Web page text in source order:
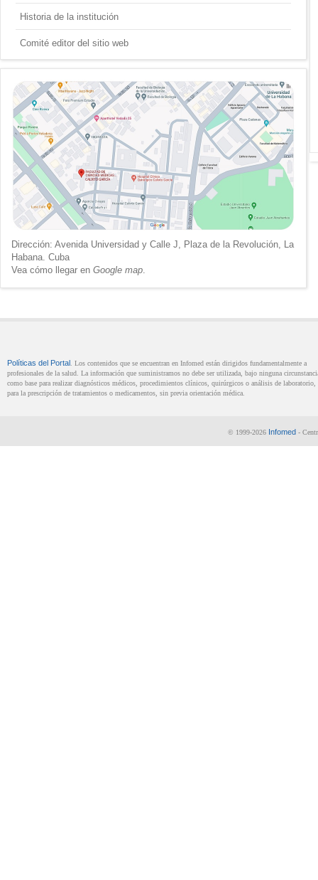
Historia de la institución
Comité editor del sitio web
Dirección: Avenida Universidad y Calle J, Plaza de la Revolución, La
Habana. Cuba
Vea cómo llegar en Google map.
Políticas del Portal . Los contenidos que se encuentran en Infomed están dirigidos fundamentalmente a
profesionales de la salud. La información que suministramos no debe ser utilizada, bajo ninguna
como base para realizar diagnósticos médicos, procedimientos clínicos, quirúrgicos o análisis de laboratorio,
para la prescripción de tratamientos o medicamentos, sin previa orientación médica.
© 1999-2026 Infomed -